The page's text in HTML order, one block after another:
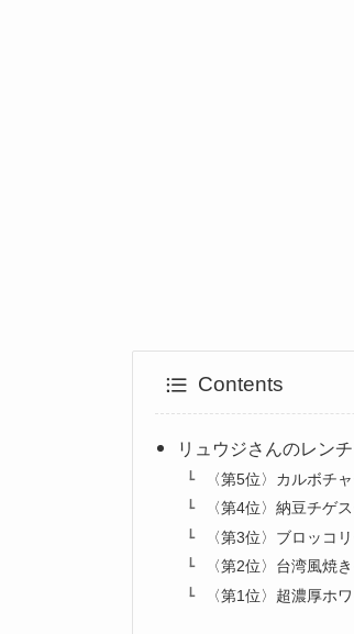
Contents
リュウジさんのレン
〈第5位〉カルボチ
〈第4位〉納豆チゲ
〈第3位〉ブロッコ
〈第2位〉台湾風焼
〈第1位〉超濃厚ホ